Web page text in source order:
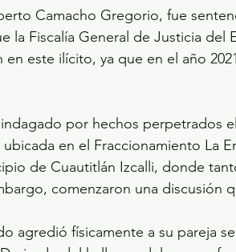
Camacho Gregorio, fue
la Fiscalía General de Justicia del
este ilícito, ya que en el año
por hechos perpetrados
en el Fraccionamiento La
de Cuautitlán Izcalli, donde
comenzaron una discusión
agredió físicamente a su pareja